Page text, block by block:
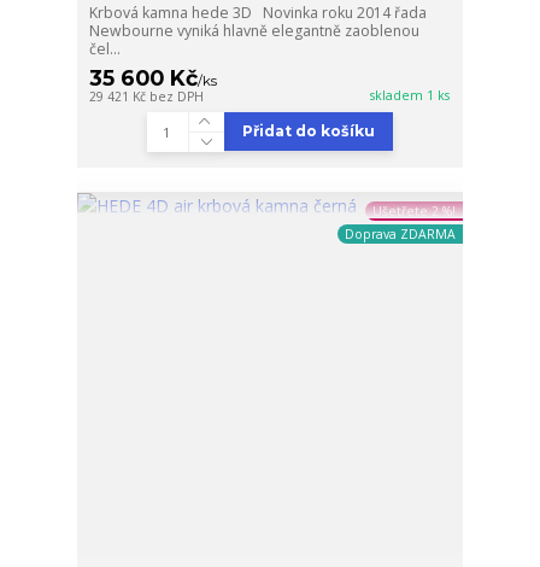
Krbová kamna hede 3D Novinka roku 2014 řada
Newbourne vyniká hlavně elegantně zaoblenou
čel...
35 600 Kč/ks
29 421 Kč bez DPH skladem 1 ks
Přidat do košíku
Ušetřete 2 %!
Doprava ZDARMA